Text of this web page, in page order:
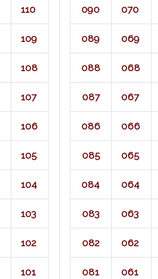
110
109
108
107
106
105
104
103
102
101
090 070
089 069
088 068
087 067
086 066
085 065
084 064
083 063
082 062
081 061